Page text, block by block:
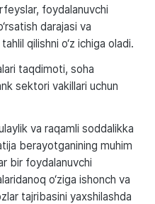
foydalanuvchi
darajasi va
qilishni o‘z ichiga oladi.
taqdimoti, soha
sektori vakillari uchun
va raqamli soddalikka
berayotganining muhim
bir foydalanuvchi
o‘ziga ishonch va
tajribasini yaxshilashda